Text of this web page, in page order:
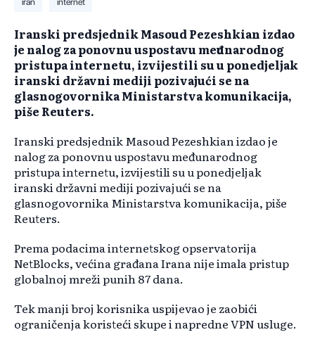
iran internet
Iranski predsjednik Masoud Pezeshkian izdao
je nalog za ponovnu uspostavu međunarodnog
pristupa internetu, izvijestili su u ponedjeljak
iranski državni mediji pozivajući se na
glasnogovornika Ministarstva komunikacija,
piše Reuters.
Iranski predsjednik Masoud Pezeshkian izdao je
nalog za ponovnu uspostavu međunarodnog
pristupa internetu, izvijestili su u ponedjeljak
iranski državni mediji pozivajući se na
glasnogovornika Ministarstva komunikacija, piše
Reuters.
Prema podacima internetskog opservatorija
NetBlocks, većina građana Irana nije imala pristup
globalnoj mreži punih 87 dana.
Tek manji broj korisnika uspijevao je zaobići
ograničenja koristeći skupe i napredne VPN usluge.